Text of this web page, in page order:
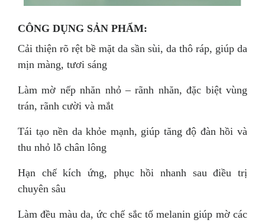
CÔNG DỤNG SẢN PHẨM:
Cải thiện rõ rệt bề mặt da sần sùi, da thô ráp, giúp da
mịn màng, tươi sáng
Làm mờ nếp nhăn nhỏ – rãnh nhăn, đặc biệt vùng
trán, rãnh cười và mắt
Tái tạo nền da khỏe mạnh, giúp tăng độ đàn hồi và
thu nhỏ lỗ chân lông
Hạn chế kích ứng, phục hồi nhanh sau điều trị
chuyên sâu
Làm đều màu da, ức chế sắc tố melanin giúp mờ các